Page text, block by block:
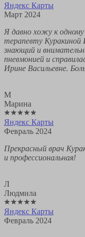
Яндекс Карты
Март 2024
Я давно хожу к
терапевту Куракиной
знающий и
пневмонией и
Ирине Васильевне.
М
Марина
Яндекс Карты
Февраль 2024
Прекрасный врач
и профессиональная!
Л
Людмила
Яндекс Карты
Февраль 2024